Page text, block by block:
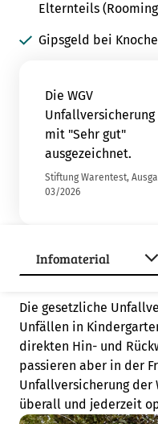
Elternteils
Gipsgeld bei
Die WGV
Unfallversicherung
mit "Sehr gut"
ausgezeichnet.
Stiftung Warentest,
03/2026
Warum eine
Die gesetzliche
Unfällen in
direkten Hin- und
passieren aber in der
Unfallversicherung der
überall und jederzeit